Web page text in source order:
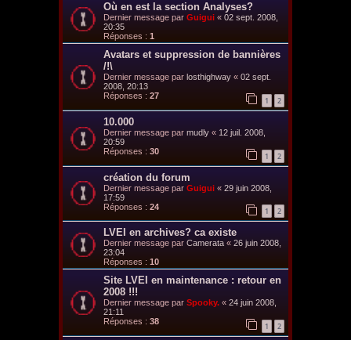
Où en est la section Analyses?
Dernier message par Guigui « 02 sept. 2008,
20:35
Réponses : 1
Avatars et suppression de bannières
/!\
Dernier message par losthighway « 02 sept.
2008, 20:13
Réponses : 27 1 2
10.000
Dernier message par mudly « 12 juil. 2008,
20:59
Réponses : 30 1 2
création du forum
Dernier message par Guigui « 29 juin 2008,
17:59
Réponses : 24 1 2
LVEI en archives? ca existe
Dernier message par Camerata « 26 juin 2008,
23:04
Réponses : 10
Site LVEI en maintenance : retour en
2008 !!!
Dernier message par Spooky. « 24 juin 2008,
21:11
Réponses : 38 1 2